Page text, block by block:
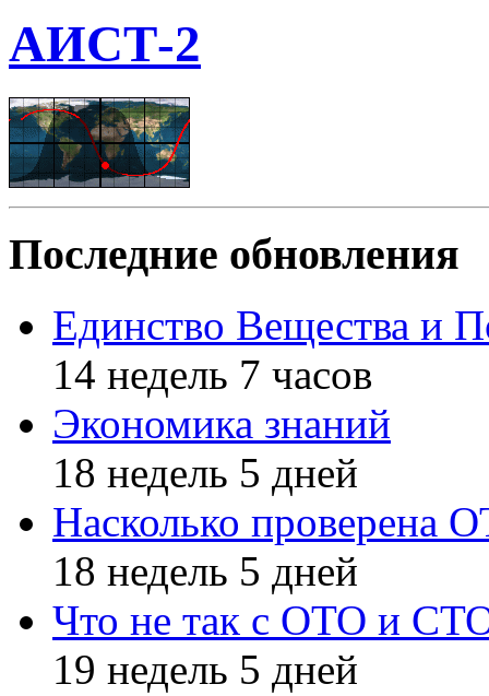
АИСТ-2
Последние обновления
Единство Вещества и
14 недель 7 часов
Экономика знаний
18 недель 5 дней
Насколько проверена
18 недель 5 дней
Что не так с ОТО и
19 недель 5 дней